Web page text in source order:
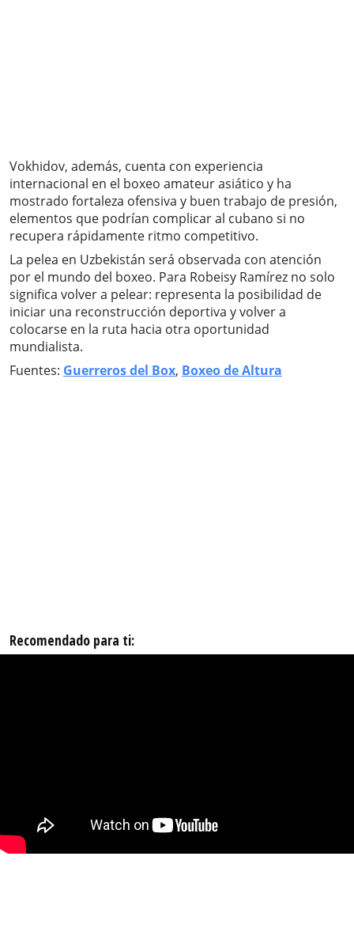
Vokhidov, además, cuenta con experiencia
internacional en el boxeo amateur asiático y ha
mostrado fortaleza ofensiva y buen trabajo de presión,
elementos que podrían complicar al cubano si no
recupera rápidamente ritmo competitivo.
La pelea en Uzbekistán será observada con atención
por el mundo del boxeo. Para Robeisy Ramírez no solo
significa volver a pelear: representa la posibilidad de
iniciar una reconstrucción deportiva y volver a
colocarse en la ruta hacia otra oportunidad
mundialista.
Fuentes: Guerreros del Box, Boxeo de Altura
Recomendado para ti: